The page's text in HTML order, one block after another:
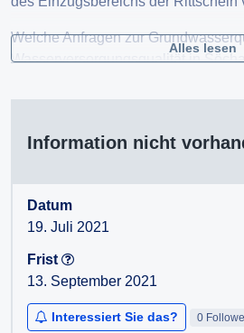
Welche Anfragen zur
Wasserversorgungsqualität in
geantwortet?
Alles lesen
Information nicht
Datum
19. Juli 2021
Frist
13. September 2021
Interessiert Sie das? 0